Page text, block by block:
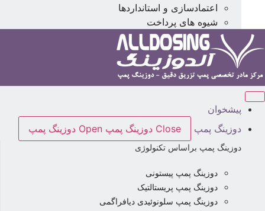
اعتمادسازی و استانداردها
شیوه های پرداخت
پیشخوان
دوزینگ پمپ
Close دوزینگ پمپ Open دوزینگ پمپ
دوزینگ پمپ براساس تکنولوژی
دوزینگ پمپ پیستونی
دوزینگ پمپ پریستالتیک
دوزینگ پمپ سلونوئیدی دیافراگمی